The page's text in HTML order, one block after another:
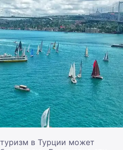
в Турции может